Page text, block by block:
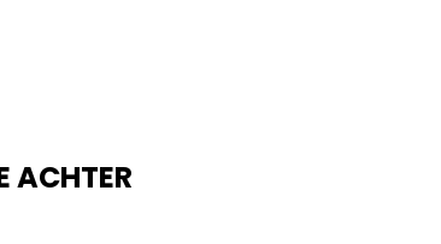
ACHTER